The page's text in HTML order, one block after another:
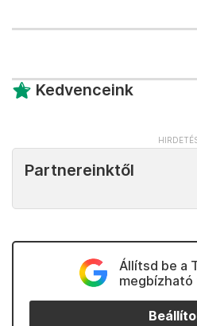
Kedvenceink
Partnereinktől
Állítsd be a
megbízható